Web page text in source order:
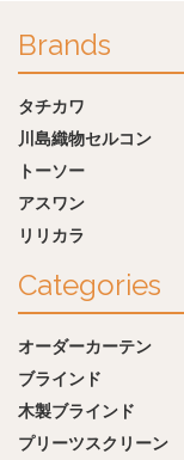
Brands
タチカワ
川島織物セルコン
トーソー
アスワン
リリカラ
Categories
オーダーカーテン
ブラインド
木製ブラインド
プリーツスクリーン